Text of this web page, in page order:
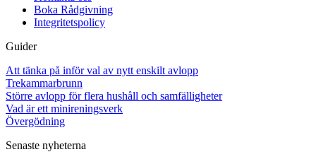
Boka Rådgivning
Integritetspolicy
Guider
Att tänka på inför val av nytt enskilt avlopp
Trekammarbrunn
Större avlopp för flera hushåll och samfälligheter
Vad är ett minireningsverk
Övergödning
Senaste nyheterna